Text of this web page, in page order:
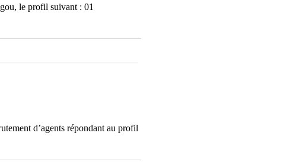
le profil suivant : 01
d’agents répondant au profil